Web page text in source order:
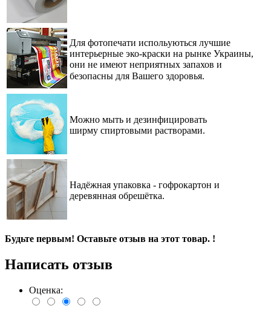
Для фотопечати испольуються лучшие
интерьерные эко-краски на рынке Украины,
они не имеют неприятных запахов и
безопасны для Вашего здоровья.⠀
Можно мыть и дезинфицировать
ширму спиртовыми растворами.
Надёжная упаковка - гофрокартон и
деревянная обрешётка.
Будьте первым! Оставьте отзыв на этот товар. !
Написать отзыв
Оценка: